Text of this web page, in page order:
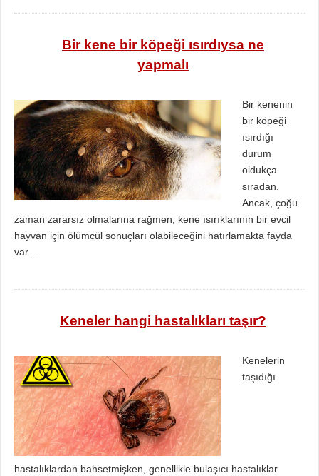
Bir kene bir köpeği ısırdıysa ne
yapmalı
Bir kenenin
bir köpeği
ısırdığı
durum
oldukça
sıradan.
Ancak, çoğu
zaman zararsız olmalarına rağmen, kene ısırıklarının bir evcil
hayvan için ölümcül sonuçları olabileceğini hatırlamakta fayda
var ...
Keneler hangi hastalıkları taşır?
Kenelerin
taşıdığı
hastalıklardan bahsetmişken, genellikle bulaşıcı hastalıklar